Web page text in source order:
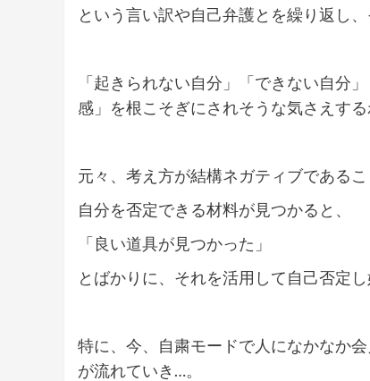
という言い訳や自己弁護とを繰り返し、
「起きられない自分」「できない自分
感」を根こそぎにされそうな気さえする
元々、考え方が結構ネガティブであるこ
自分を否定できる材料が見つかると、
「良い道具が見つかった」
とばかりに、それを活用して自己否定
特に、今、自粛モードで人になかなか
が流れていき…。